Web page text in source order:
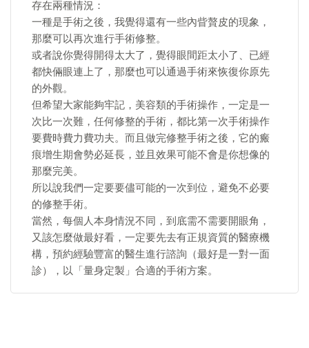
存在兩種情況：
一種是手術之後，我覺得還有一些內眥贅皮的現象，
那麼可以再次進行手術修整。
或者說你覺得開得太大了，覺得眼間距太小了、已經
都快倆眼連上了，那麼也可以通過手術來恢復你原先
的外觀。
但希望大家能夠牢記，美容類的手術操作，一定是一
次比一次難，任何修整的手術，都比第一次手術操作
要費時費力費功夫。而且做完修整手術之後，它的瘢
痕增生期會勢必延長，並且效果可能不會是你想像的
那麼完美。
所以說我們一定要要儘可能的一次到位，避免不必要
的修整手術。
當然，每個人本身情況不同，到底需不需要開眼角，
又該怎麼做最好看，一定要先去有正規資質的醫療機
構，預約經驗豐富的醫生進行諮詢（最好是一對一面
診），以「量身定製」合適的手術方案。